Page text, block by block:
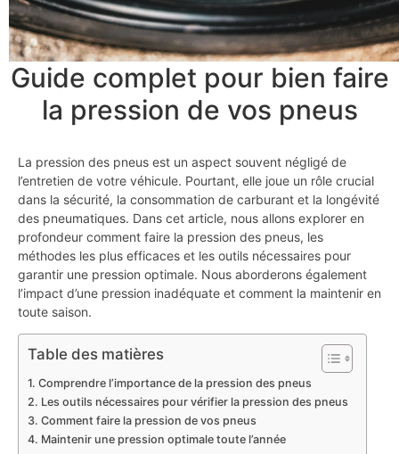
Guide complet pour bien faire
la pression de vos pneus
La pression des pneus est un aspect souvent négligé de
l’entretien de votre véhicule. Pourtant, elle joue un rôle crucial
dans la sécurité, la consommation de carburant et la longévité
des pneumatiques. Dans cet article, nous allons explorer en
profondeur comment faire la pression des pneus, les
méthodes les plus efficaces et les outils nécessaires pour
garantir une pression optimale. Nous aborderons également
l’impact d’une pression inadéquate et comment la maintenir en
toute saison.
Table des matières
Comprendre l’importance de la pression des pneus
Les outils nécessaires pour vérifier la pression des pneus
Comment faire la pression de vos pneus
Maintenir une pression optimale toute l’année